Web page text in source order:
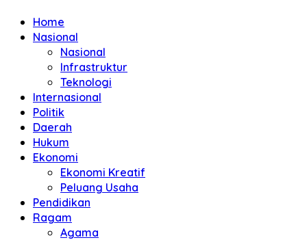
Home
Nasional
Nasional
Infrastruktur
Teknologi
Internasional
Politik
Daerah
Hukum
Ekonomi
Ekonomi Kreatif
Peluang Usaha
Pendidikan
Ragam
Agama